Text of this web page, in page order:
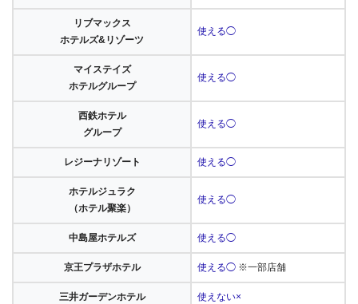
リブマックス
ホテルズ&リゾーツ
使える◯
マイステイズ
ホテルグループ
使える◯
西鉄ホテル
グループ
使える◯
レジーナリゾート 使える◯
ホテルジュラク
（ホテル聚楽）
使える◯
中島屋ホテルズ 使える◯
京王プラザホテル 使える◯ ※一部店舗
三井ガーデンホテル 使えない×